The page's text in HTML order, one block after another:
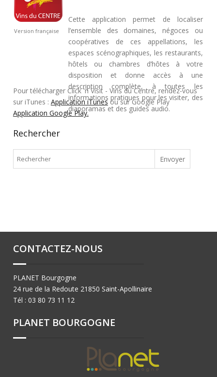
Version française
Cette application permet de localiser
l’ensemble des domaines, négoces ou
coopératives de ces appellations, les
espaces scénographiques, les restaurants,
hôtels ou chambres d’hôtes à votre
disposition et donne accès à une
description complète, à toutes les
informations pratiques pour les visiter, des
diaporamas et des guides audio.
Pour télécharger Click 'n Visit - Vins du Centre, rendez-vous
sur iTunes : Application iTunesou sur Google Play
Application Google Play.
Rechercher
CONTACTEZ-NOUS
PLANET Bourgogne
24 rue de la Redoute 21850 Saint-Apollinaire
Tél : 03 80 73 11 12
PLANET BOURGOGNE